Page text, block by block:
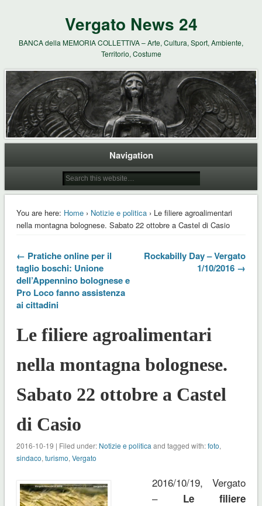
Vergato News 24
BANCA della MEMORIA COLLETTIVA – Arte, Cultura, Sport, Ambiente,
Territorio, Costume
Navigation
You are here: Home› Notizie e politica› Le filiere agroalimentari
nella montagna bolognese. Sabato 22 ottobre a Castel di Casio
← Pratiche online per il
taglio boschi: Unione
dell’Appennino bolognese e
Pro Loco fanno assistenza
ai cittadini
Rockabilly Day – Vergato
1/10/2016 →
Le filiere agroalimentari
nella montagna bolognese.
Sabato 22 ottobre a Castel
di Casio
2016-10-19 | Filed under: Notizie e politica and tagged with:foto,
sindaco, turismo, Vergato
2016/10/19, Vergato
– Le filiere